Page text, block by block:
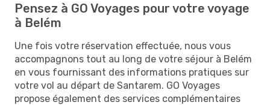
Pensez à GO Voyages pour votre voyage
à Belém
Une fois votre réservation effectuée, nous vous
accompagnons tout au long de votre séjour à Belém
en vous fournissant des informations pratiques sur
votre vol au départ de Santarem. GO Voyages
propose également des services complémentaires